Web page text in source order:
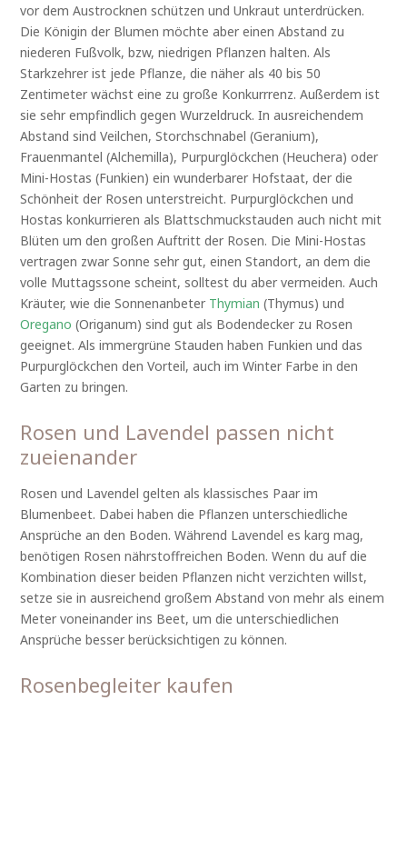
vor dem Austrocknen schützen und Unkraut unterdrücken.
Die Königin der Blumen möchte aber einen Abstand zu
niederen Fußvolk, bzw, niedrigen Pflanzen halten. Als
Starkzehrer ist jede Pflanze, die näher als 40 bis 50
Zentimeter wächst eine zu große Konkurrrenz. Außerdem ist
sie sehr empfindlich gegen Wurzeldruck. In ausreichendem
Abstand sind Veilchen, Storchschnabel (Geranium),
Frauenmantel (Alchemilla), Purpurglöckchen (Heuchera) oder
Mini-Hostas (Funkien) ein wunderbarer Hofstaat, der die
Schönheit der Rosen unterstreicht. Purpurglöckchen und
Hostas konkurrieren als Blattschmuckstauden auch nicht mit
Blüten um den großen Auftritt der Rosen. Die Mini-Hostas
vertragen zwar Sonne sehr gut, einen Standort, an dem die
volle Muttagssone scheint, solltest du aber vermeiden. Auch
Kräuter, wie die Sonnenanbeter Thymian (Thymus) und
Oregano (Origanum) sind gut als Bodendecker zu Rosen
geeignet. Als immergrüne Stauden haben Funkien und das
Purpurglöckchen den Vorteil, auch im Winter Farbe in den
Garten zu bringen.
Rosen und Lavendel passen nicht
zueienander
Rosen und Lavendel gelten als klassisches Paar im
Blumenbeet. Dabei haben die Pflanzen unterschiedliche
Ansprüche an den Boden. Während Lavendel es karg mag,
benötigen Rosen nährstoffreichen Boden. Wenn du auf die
Kombination dieser beiden Pflanzen nicht verzichten willst,
setze sie in ausreichend großem Abstand von mehr als einem
Meter voneinander ins Beet, um die unterschiedlichen
Ansprüche besser berücksichtigen zu können.
Rosenbegleiter kaufen